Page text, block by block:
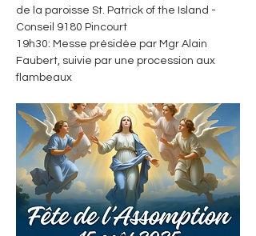
de la paroisse St. Patrick of the Island -
Conseil 9180 Pincourt
19h30: Messe présidée par Mgr Alain
Faubert, suivie par une procession aux
flambeaux